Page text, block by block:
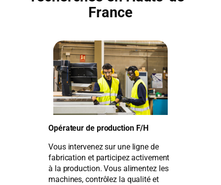
France
Opérateur de production F/H
Vous intervenez sur une ligne de
fabrication et participez activement
à la production. Vous alimentez les
machines, contrôlez la qualité et